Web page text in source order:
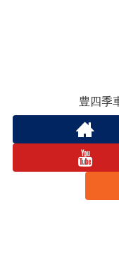
豊四季